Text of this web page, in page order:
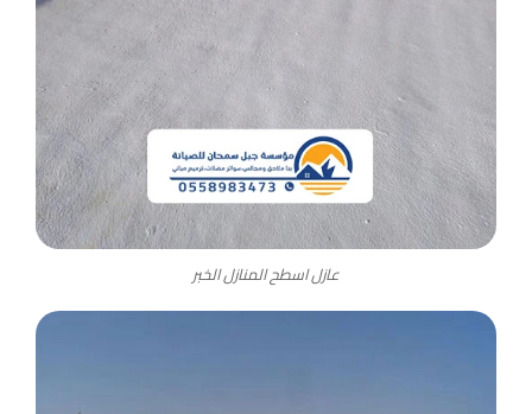
عازل اسطح المنازل الخبر